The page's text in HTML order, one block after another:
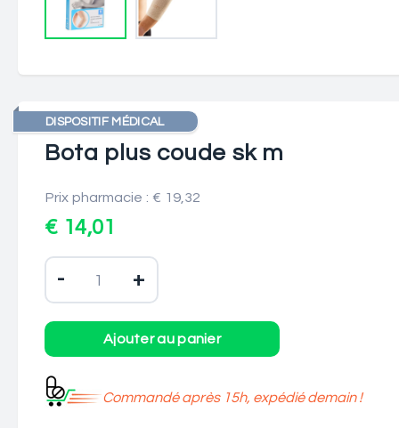
DISPOSITIF MÉDICAL
Bota plus coude sk m
Prix pharmacie : € 19,32
€ 14,01
- +
Commandé après 15h, expédié demain !